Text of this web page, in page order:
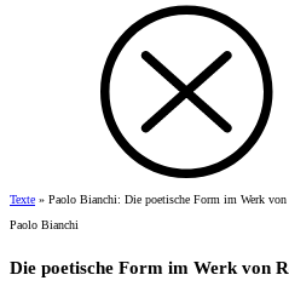
Texte » Paolo Bianchi: Die poetische Form im Werk von
Paolo Bianchi
Die poetische Form im Werk von